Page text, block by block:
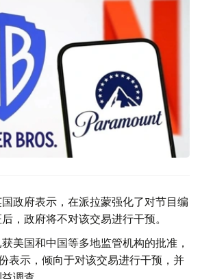
政府表示，在派拉蒙强化了对节目编
，政府将不对该交易进行干预。
美国和中国等多地监管机构的批准，
表示，倾向于对该交易进行干预，并